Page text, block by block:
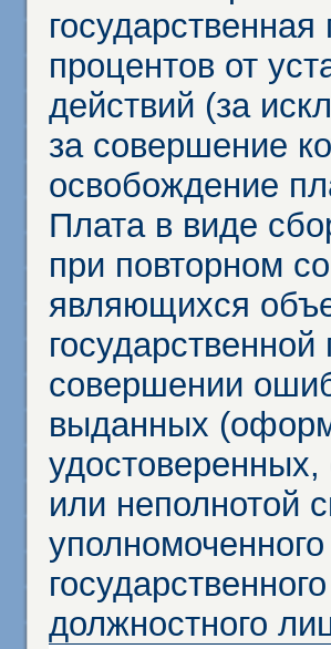
процентов от
действий (за
за совершение
освобождение
Плата в виде
при повторном
являющихся
совершении
выданных
или неполнотой
должностного